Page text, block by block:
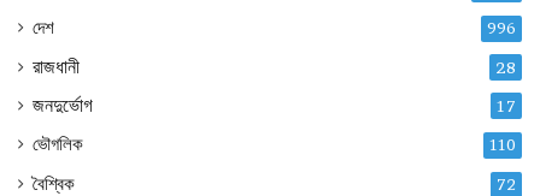
দেশ 996
রাজধানী 28
জনদুর্ভোগ 17
ভৌগলিক 110
বৈশ্বিক 72